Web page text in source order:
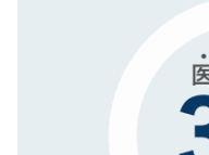
で、機密保持